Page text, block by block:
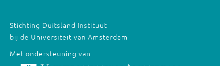
Stichting Duitsland Instituut
bij de Universiteit van Amsterdam
Met ondersteuning van